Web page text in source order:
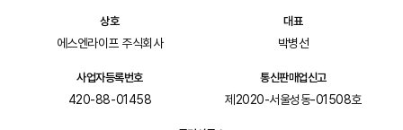
상호
에스엔라이프 주식회사
대표
박병선
사업자등록번호
420-88-01458
통신판매업신고
제2020-서울성동-01508호